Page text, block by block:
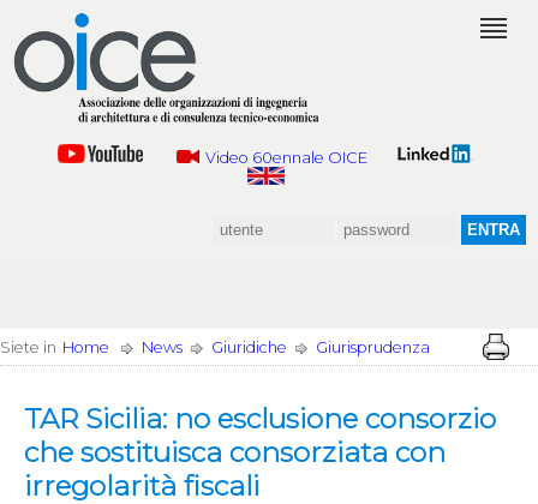
Video 60ennale OICE
Siete in Home News Giuridiche Giurisprudenza
TAR Sicilia: no esclusione consorzio
che sostituisca consorziata con
irregolarità fiscali